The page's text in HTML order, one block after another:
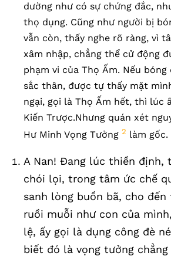
dường như có sự chứng đắc,
thọ dụng. Cũng như người bị
vẫn còn, thấy nghe rõ ràng, vì
xâm nhập, chẳng thể cử động
phạm vi của Thọ Ấm. Nếu
sắc thân, được tự thấy mặt
ngại, gọi là Thọ Ấm hết, thì lúc
Kiến Trược.Nhưng quán xét
Hư Minh Vọng Tưởng 2 làm gốc.
A Nan! Đang lúc thiền định,
chói lọi, trong tâm ức chế
sanh lòng buồn bã, cho đến
ruồi muỗi như con của
lệ, ấy gọi là dụng công đè
biết đó là vọng tưởng chẳng